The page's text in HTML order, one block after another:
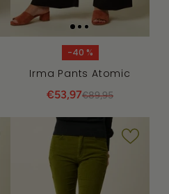
-40 %
Irma Pants Atomic
€53,97€89,95